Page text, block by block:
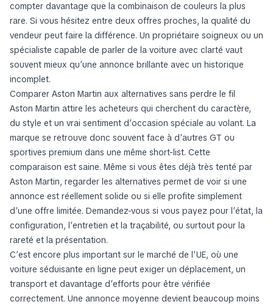
compter davantage que la combinaison de couleurs la plus
rare. Si vous hésitez entre deux offres proches, la qualité du
vendeur peut faire la différence. Un propriétaire soigneux ou un
spécialiste capable de parler de la voiture avec clarté vaut
souvent mieux qu’une annonce brillante avec un historique
incomplet.
Comparer Aston Martin aux alternatives sans perdre le fil
Aston Martin attire les acheteurs qui cherchent du caractère,
du style et un vrai sentiment d’occasion spéciale au volant. La
marque se retrouve donc souvent face à d’autres GT ou
sportives premium dans une même short-list. Cette
comparaison est saine. Même si vous êtes déjà très tenté par
Aston Martin, regarder les alternatives permet de voir si une
annonce est réellement solide ou si elle profite simplement
d’une offre limitée. Demandez-vous si vous payez pour l’état, la
configuration, l’entretien et la traçabilité, ou surtout pour la
rareté et la présentation.
C’est encore plus important sur le marché de l’UE, où une
voiture séduisante en ligne peut exiger un déplacement, un
transport et davantage d’efforts pour être vérifiée
correctement. Une annonce moyenne devient beaucoup moins